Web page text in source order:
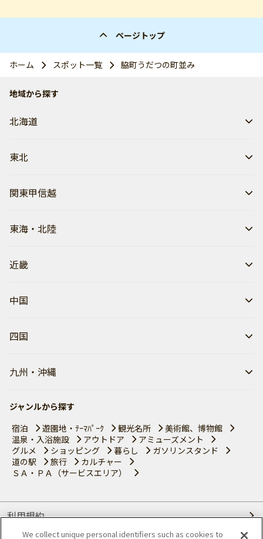
ページトップ
ホーム スポット一覧 脇町うだつの町並み
地域から探す
北海道
東北
関東甲信越
東海・北陸
近畿
中国
四国
九州・沖縄
ジャンルから探す
宿泊
遊園地・ﾃｰﾏﾊﾟｰｸ 観光名所
美術館、博物館
温泉・入浴施設
アウトドア
アミューズメント
グルメ
ショッピング 暮らし
ガソリンスタンド
道の駅
旅行
カルチャー
ＳＡ・ＰＡ（サービスエリア）
利用規約
We collect unique personal identifiers such as cookies to